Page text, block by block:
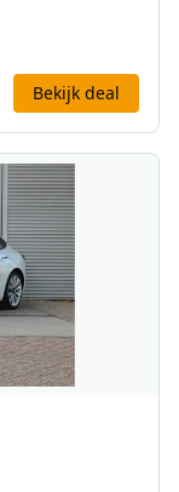
Bekijk deal